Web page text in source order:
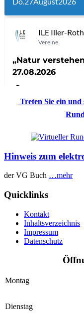
Treten Sie ein und
Hinweis zum
der VG Buch …mehr
Quicklinks
Kontakt
Inhaltsverzeichnis
Impressum
Datenschutz
Montag
Dienstag